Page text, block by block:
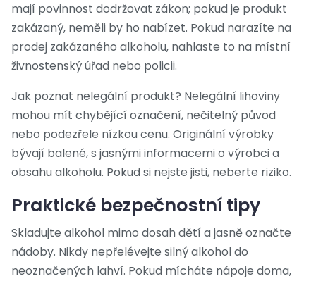
mají povinnost dodržovat zákon; pokud je produkt
zakázaný, neměli by ho nabízet. Pokud narazíte na
prodej zakázaného alkoholu, nahlaste to na místní
živnostenský úřad nebo policii.
Jak poznat nelegální produkt? Nelegální lihoviny
mohou mít chybějící označení, nečitelný původ
nebo podezřele nízkou cenu. Originální výrobky
bývají balené, s jasnými informacemi o výrobci a
obsahu alkoholu. Pokud si nejste jisti, neberte riziko.
Praktické bezpečnostní tipy
Skladujte alkohol mimo dosah dětí a jasně označte
nádoby. Nikdy nepřelévejte silný alkohol do
neoznačených lahví. Pokud mícháte nápoje doma,